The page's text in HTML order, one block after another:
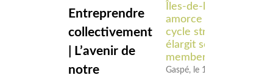
Entreprendre
collectivement
| L’avenir de
notre
Îles‑de‑la‑Madeleine
amorce un nouveau
cycle stratégique et
élargit son
membership
Gaspé, le 18 juin 2026 –